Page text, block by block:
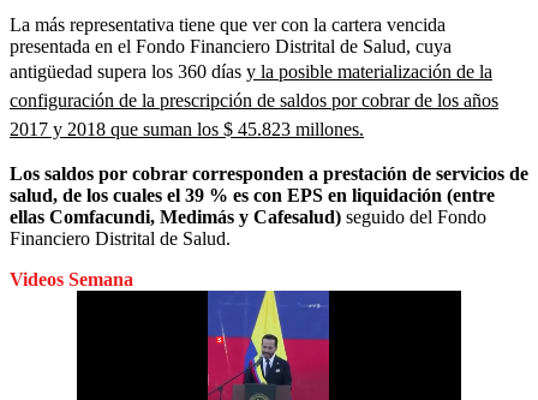
La más representativa tiene que ver con la cartera vencida
presentada en el Fondo Financiero Distrital de Salud, cuya
antigüedad supera los 360 días y la posible materialización de la
configuración de la prescripción de saldos por cobrar de los años
2017 y 2018 que suman los $ 45.823 millones.
Los saldos por cobrar corresponden a prestación de servicios de
salud, de los cuales el 39 % es con EPS en liquidación (entre
ellas Comfacundi, Medimás y Cafesalud) seguido del Fondo
Financiero Distrital de Salud.
Videos Semana